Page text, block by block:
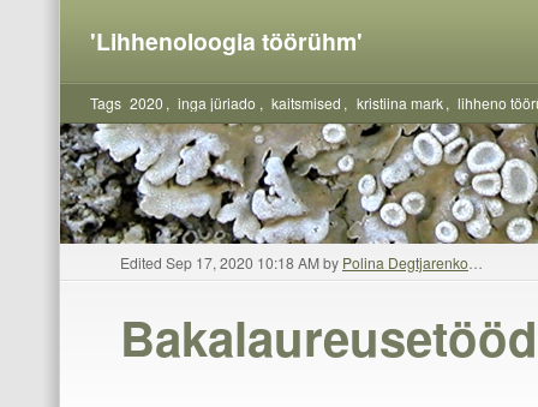
'Lihhenoloogia töörühm'
Tags 2020 inga jüriado kaitsmised kristiina mark lihheno
Edited Sep 17, 2020 10:18 AM by Polina Degtjarenko …